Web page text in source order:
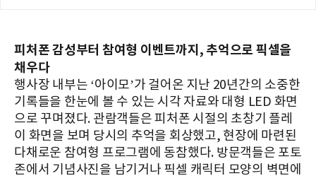
피처폰 감성부터 참여형 이벤트까지, 추억으로 픽셀을
채우다
행사장 내부는 ‘아이모’가 걸어온 지난 20년간의 소중한
기록들을 한눈에 볼 수 있는 시각 자료와 대형 LED 화면
으로 꾸며졌다. 관람객들은 피처폰 시절의 초창기 플레
이 화면을 보며 당시의 추억을 회상했고, 현장에 마련된
다채로운 참여형 프로그램에 동참했다. 방문객들은 포토
존에서 기념사진을 남기거나 픽셀 캐릭터 모양의 벽면에